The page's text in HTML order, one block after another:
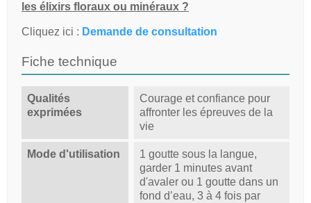
les élixirs floraux ou minéraux ?
Cliquez ici : Demande de consultation
Fiche technique
Qualités
exprimées
Courage et confiance pour
affronter les épreuves de la
vie
Mode d'utilisation
1 goutte sous la langue,
garder 1 minutes avant
d'avaler ou 1 goutte dans un
fond d’eau, 3 à 4 fois par